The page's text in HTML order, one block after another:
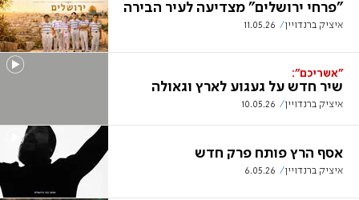
"פרחי ירושלים" מצדיעה לעיר הבירה
איציק ברנדויין 11.05.26
"אשריכם":
שיר חדש על געגוע לארץ וגאולה
איציק ברנדויין 10.05.26
אסף הרץ פותח פרק חדש
איציק ברנדויין 6.05.26